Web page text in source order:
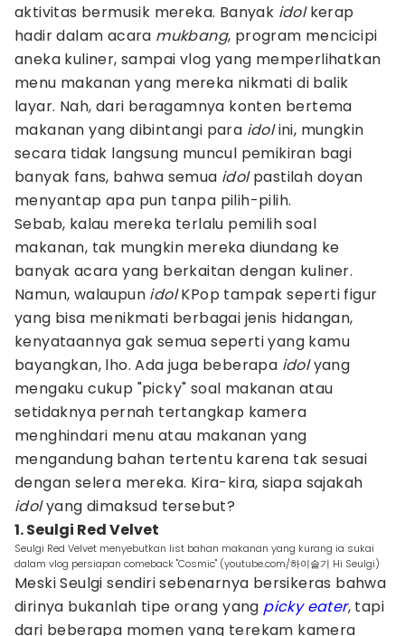
aktivitas bermusik mereka. Banyak idolkerap
hadir dalam acara mukbang, program mencicipi
aneka kuliner, sampai vlog yang memperlihatkan
menu makanan yang mereka nikmati di balik
layar. Nah, dari beragamnya konten bertema
makanan yang dibintangi para idolini, mungkin
secara tidak langsung muncul pemikiran bagi
banyak fans, bahwa semua idolpastilah doyan
menyantap apa pun tanpa pilih-pilih.
Sebab, kalau mereka terlalu pemilih soal
makanan, tak mungkin mereka diundang ke
banyak acara yang berkaitan dengan kuliner.
Namun, walaupun idolKPop tampak seperti figur
yang bisa menikmati berbagai jenis hidangan,
kenyataannya gak semua seperti yang kamu
bayangkan, lho. Ada juga beberapa idolyang
mengaku cukup "picky" soal makanan atau
setidaknya pernah tertangkap kamera
menghindari menu atau makanan yang
mengandung bahan tertentu karena tak sesuai
dengan selera mereka. Kira-kira, siapa sajakah
idolyang dimaksud tersebut?
1. Seulgi Red Velvet
Seulgi Red Velvet menyebutkan list bahan makanan yang kurang ia sukai
dalam vlog persiapan comeback "Cosmic" (youtube.com/하이슬기 Hi Seulgi)
Meski Seulgi sendiri sebenarnya bersikeras bahwa
dirinya bukanlah tipe orang yang picky eater, tapi
dari beberapa momen yang terekam kamera